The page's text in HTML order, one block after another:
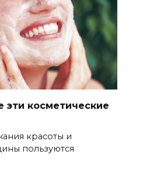
эти косметические
красоты и
пользуются